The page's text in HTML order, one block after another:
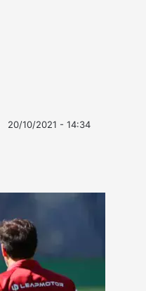
20/10/2021 - 14:34